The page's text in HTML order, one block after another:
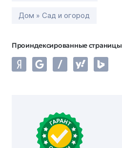
Дом » Сад и огород
Проиндексированные страницы